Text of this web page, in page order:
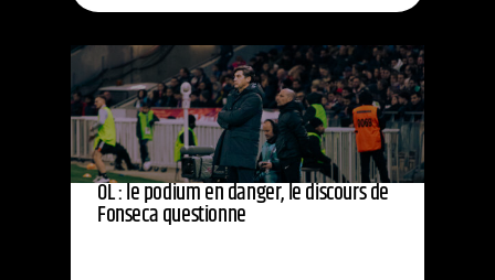
OL : le podium en danger, le discours de
Fonseca questionne